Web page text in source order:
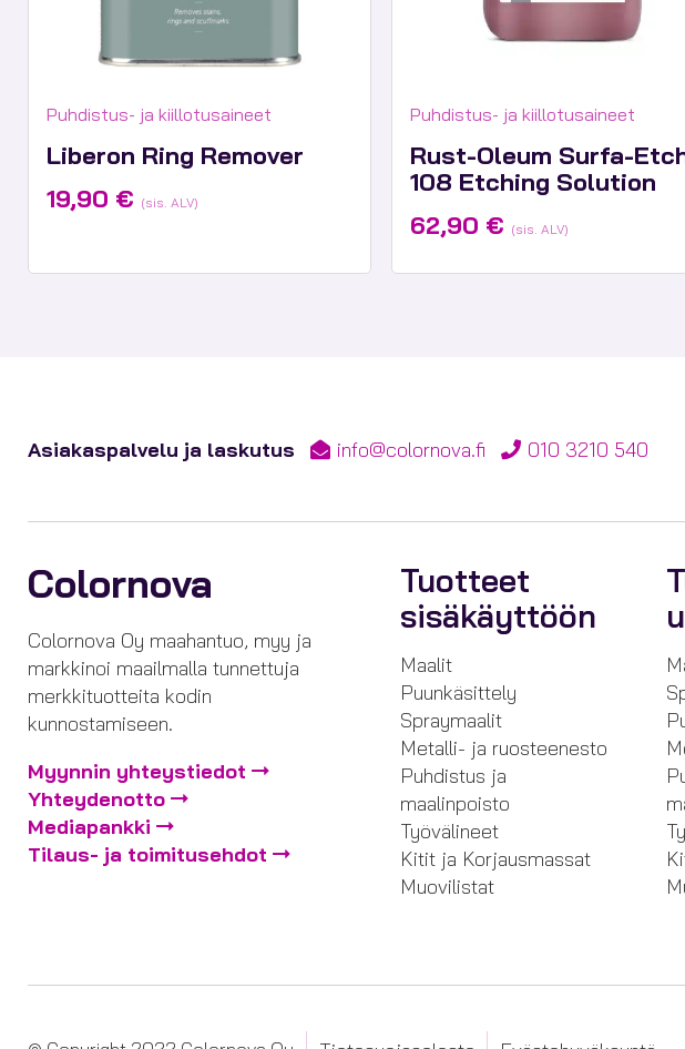
Tuotekategoriat:
Puhdistus- ja kiillotusaineet
Liberon Ring Remover
19,90 € (sis. ALV)
Tuotekategoriat:
Puhdistus- ja kiillotusaineet
Rust-Oleum Surfa-
108 Etching Solution
62,90 € (sis. ALV)
Asiakaspalvelu ja laskutus info@colornova.fi 010 3210 540
Colornova
Colornova Oy maahantuo, myy ja
markkinoi maailmalla tunnettuja
merkkituotteita kodin
kunnostamiseen.
Myynnin yhteystiedot
Yhteydenotto
Mediapankki
Tilaus- ja toimitusehdot
Tuotteet
sisäkäyttöön
Maalit
Puunkäsittely
Spraymaalit
Metalli- ja ruosteenesto
Puhdistus ja
maalinpoisto
Työvälineet
Kitit ja Korjausmassat
Muovilistat